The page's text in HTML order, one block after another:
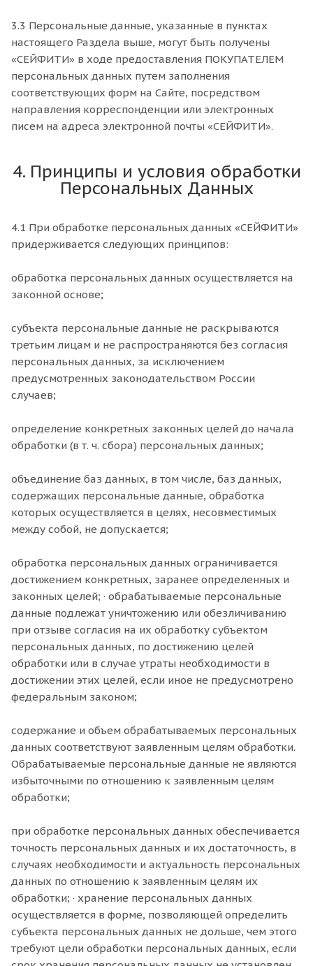
3.3 Персональные данные, указанные в пунктах
настоящего Раздела выше, могут быть получены
«СЕЙФИТИ» в ходе предоставления ПОКУПАТЕЛЕМ
персональных данных путем заполнения
соответствующих форм на Сайте, посредством
направления корреспонденции или электронных
писем на адреса электронной почты «СЕЙФИТИ».
4. Принципы и условия обработки
Персональных Данных
4.1 При обработке персональных данных «СЕЙФИТИ»
придерживается следующих принципов:
обработка персональных данных осуществляется на
законной основе;
субъекта персональные данные не раскрываются
третьим лицам и не распространяются без согласия
персональных данных, за исключением
предусмотренных законодательством России
случаев;
определение конкретных законных целей до начала
обработки (в т. ч. сбора) персональных данных;
объединение баз данных, в том числе, баз данных,
содержащих персональные данные, обработка
которых осуществляется в целях, несовместимых
между собой, не допускается;
обработка персональных данных ограничивается
достижением конкретных, заранее определенных и
законных целей; · обрабатываемые персональные
данные подлежат уничтожению или обезличиванию
при отзыве согласия на их обработку субъектом
персональных данных, по достижению целей
обработки или в случае утраты необходимости в
достижении этих целей, если иное не предусмотрено
федеральным законом;
содержание и объем обрабатываемых персональных
данных соответствуют заявленным целям обработки.
Обрабатываемые персональные данные не являются
избыточными по отношению к заявленным целям
обработки;
при обработке персональных данных обеспечивается
точность персональных данных и их достаточность, в
случаях необходимости и актуальность персональных
данных по отношению к заявленным целям их
обработки; · хранение персональных данных
осуществляется в форме, позволяющей определить
субъекта персональных данных не дольше, чем этого
требуют цели обработки персональных данных, если